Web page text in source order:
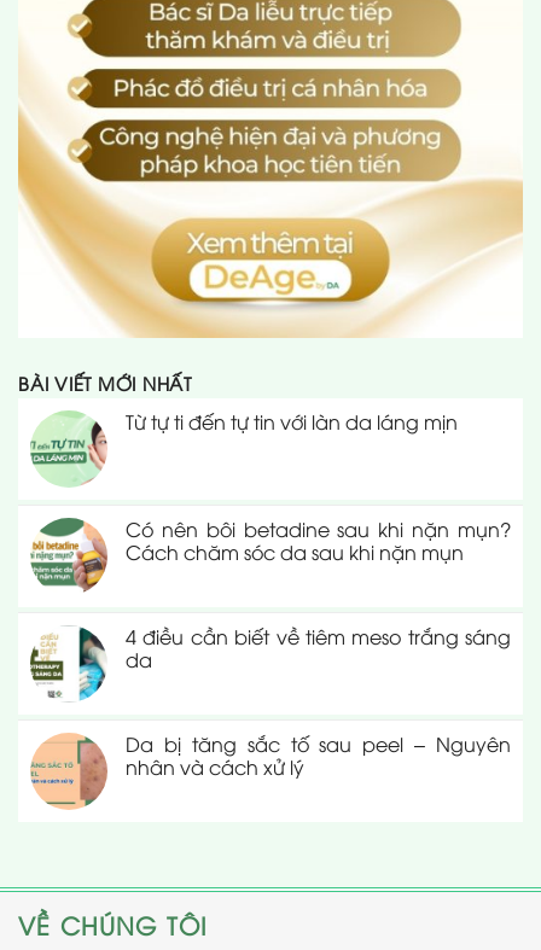
BÀI VIẾT MỚI NHẤT
Từ tự ti đến tự tin với làn da láng mịn
Có nên bôi betadine sau khi nặn mụn?
Cách chăm sóc da sau khi nặn mụn
4 điều cần biết về tiêm meso trắng sáng
da
Da bị tăng sắc tố sau peel – Nguyên
nhân và cách xử lý
VỀ CHÚNG TÔI